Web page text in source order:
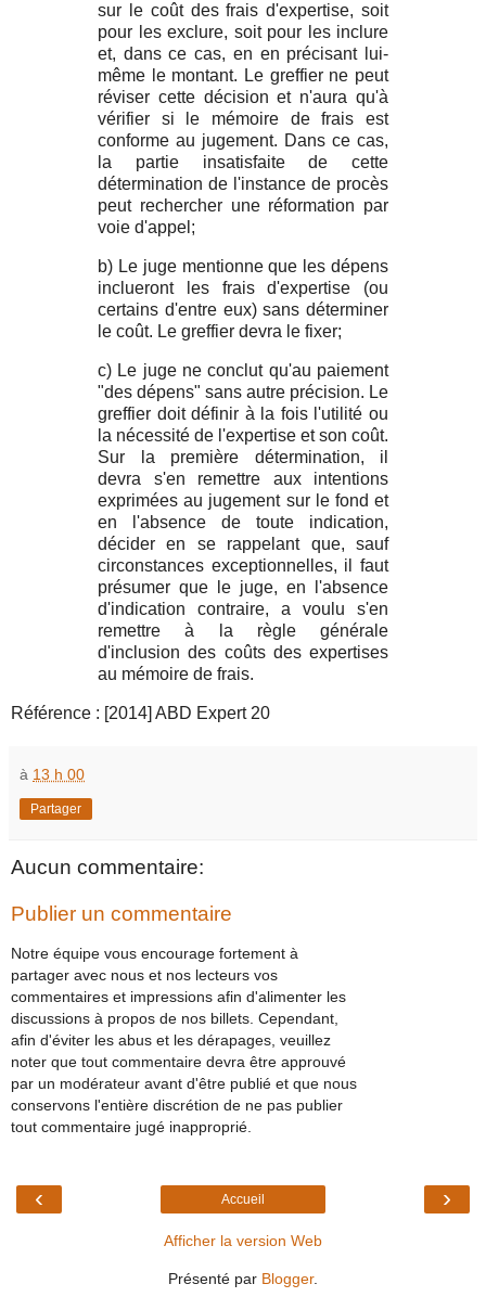
sur le coût desfrais d'expertise, soit
pour les exclure, soit pour les inclure
et, dans ce cas, en en précisant lui-
même le montant. Le greffier ne peut
réviser cette décision et n'aura qu'à
vérifier si le mémoire defrais est
conforme au jugement. Dans ce cas,
la partie insatisfaite de cette
détermination de l'instance de procès
peut rechercher une réformation par
voie d'appel;
b) Le juge mentionne que les dépens
inclueront les fraisd'expertise (ou
certains d'entre eux) sans déterminer
le coût. Le greffier devra le fixer;
c) Le juge ne conclut qu'au paiement
"des dépens" sans autre précision. Le
greffier doit définir à la fois l'utilité ou
la nécessité de l'expertise et son coût.
Sur la première détermination, il
devra s'en remettre aux intentions
exprimées au jugement sur le fond et
en l'absence de toute indication,
décider en se rappelant que, sauf
circonstances exceptionnelles, il faut
présumer que le juge, en l'absence
d'indication contraire, a voulu s'en
remettre à la règle générale
d'inclusion des coûts des expertises
au mémoire de frais.
Référence : [2014] ABD Expert 20
à 13 h 00
Partager
Aucun commentaire:
Publier un commentaire
Notre équipe vous encourage fortement à
partager avec nous et nos lecteurs vos
commentaires et impressions afin d'alimenter les
discussions à propos de nos billets. Cependant,
afin d'éviter les abus et les dérapages, veuillez
noter que tout commentaire devra être approuvé
par un modérateur avant d'être publié et que nous
conservons l'entière discrétion de ne pas publier
tout commentaire jugé inapproprié.
‹ ›
Accueil
Afficher la version Web
Présenté par Blogger.